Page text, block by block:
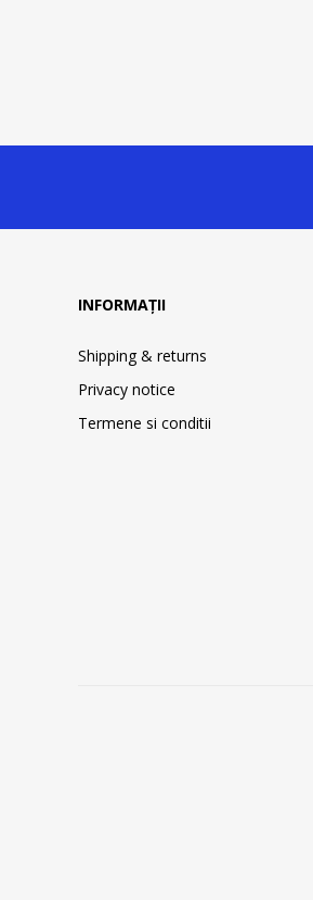
INFORMAȚII
Shipping & returns
Privacy notice
Termene si conditii